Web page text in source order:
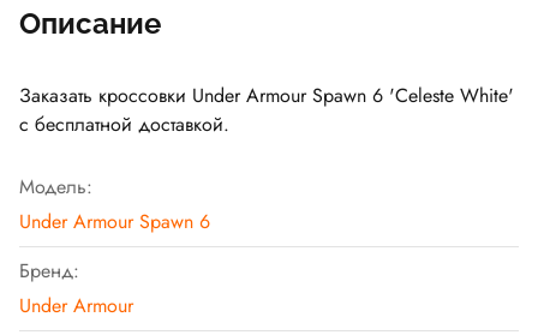
Описание
Заказать кроссовки Under Armour Spawn 6 'Celeste White'
с бесплатной доставкой.
Модель:
Under Armour Spawn 6
Бренд:
Under Armour